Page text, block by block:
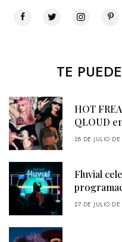
TE
HOT
QLOUD
28 DE JULIO DE
Fluvial
27 DE JULIO DE